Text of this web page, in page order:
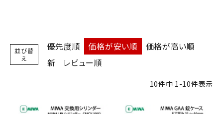
並び替
え
優先度順 価格が安い順
価格が高い順
新
レビュー順
10件中 1 -10件表示